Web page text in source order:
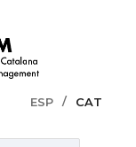
ESP
CAT